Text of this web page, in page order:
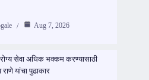
Aug 7, 2026
सेवा अधिक भक्कम करण्यासाठी
यांचा पुढाकार